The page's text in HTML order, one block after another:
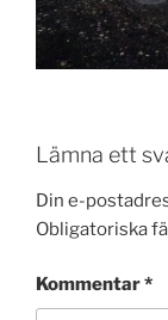
Lämna ett
Din e-
Obligatoriska
Kommentar*